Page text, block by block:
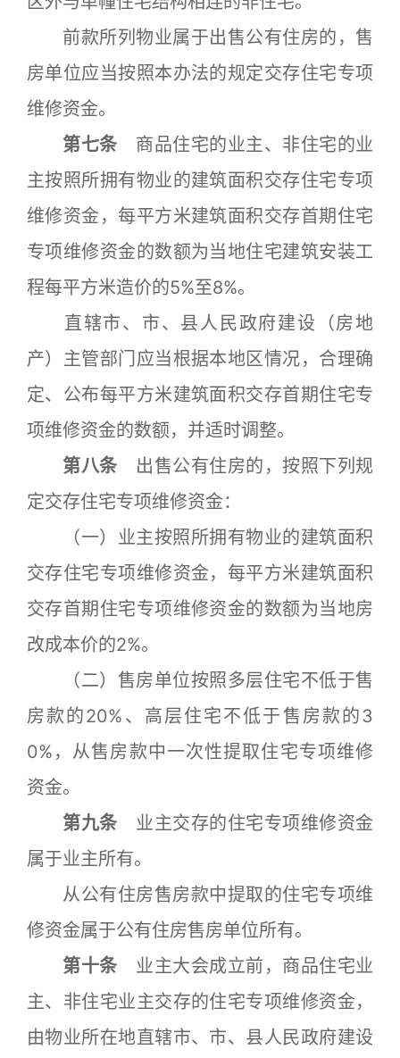
前款所列物业属于出售公有住房的，售
房单位应当按照本办法的规定交存住宅专项
维修资金。
第七条 商品住宅的业主、非住宅的业
主按照所拥有物业的建筑面积交存住宅专项
维修资金，每平方米建筑面积交存首期住宅
专项维修资金的数额为当地住宅建筑安装工
程每平方米造价的5%至8%。
直辖市、市、县人民政府建设（房地
产）主管部门应当根据本地区情况，合理确
定、公布每平方米建筑面积交存首期住宅专
项维修资金的数额，并适时调整。
第八条 出售公有住房的，按照下列规
定交存住宅专项维修资金：
（一）业主按照所拥有物业的建筑面积
交存住宅专项维修资金，每平方米建筑面积
交存首期住宅专项维修资金的数额为当地房
改成本价的2%。
（二）售房单位按照多层住宅不低于售
房款的20%、高层住宅不低于售房款的3
0%，从售房款中一次性提取住宅专项维修
资金。
第九条 业主交存的住宅专项维修资金
属于业主所有。
从公有住房售房款中提取的住宅专项维
修资金属于公有住房售房单位所有。
第十条 业主大会成立前，商品住宅业
主、非住宅业主交存的住宅专项维修资金，
由物业所在地直辖市、市、县人民政府建设